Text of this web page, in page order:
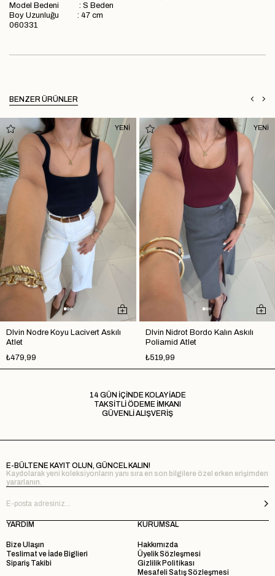
Model Bedeni : S Beden
Boy Uzunluğu : 47 cm
060331
BENZER ÜRÜNLER
Dlvin Nodre Koyu Lacivert Askılı
Atlet
₺479,99
YENİ
Dlvin Nidrot Bordo Kalın Askılı
Poliamid Atlet
₺519,99
YENİ
14 GÜN İÇİNDE KOLAY İADE
TAKSİTLİ ÖDEME İMKANI
GÜVENLİ ALIŞVERİŞ
E-BÜLTENE KAYIT OLUN, GÜNCEL KALIN!
Kaydolarak yeni koleksiyonların yanı sıra en son bilgilere özel erken erişimden
yararlanın.
YARDIM
Bize Ulaşın
Teslimat ve İade Biglieri
Sipariş Takibi
KURUMSAL
Hakkımızda
Üyelik Sözleşmesi
Gizlilik Politikası
Mesafeli Satış Sözleşmesi